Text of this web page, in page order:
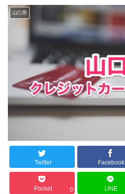
山口県
Twitter Facebook
Pocket 0 LINE